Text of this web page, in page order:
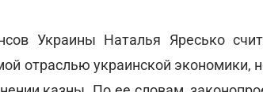
Украины Наталья Яресько
отраслью украинской